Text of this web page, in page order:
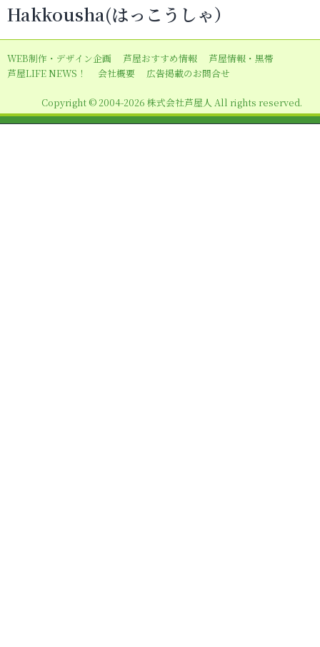
ゲ
ー
シ
ン
Hakkousha(はっこうしゃ）
WEB制作・デザイン企画 芦屋おすすめ情報
芦屋情報・黒帯
芦屋LIFE NEWS！
会社概要 広告掲載のお問合せ
Copyright © 2004-2026 株式会社芦屋人 All rights reserved.